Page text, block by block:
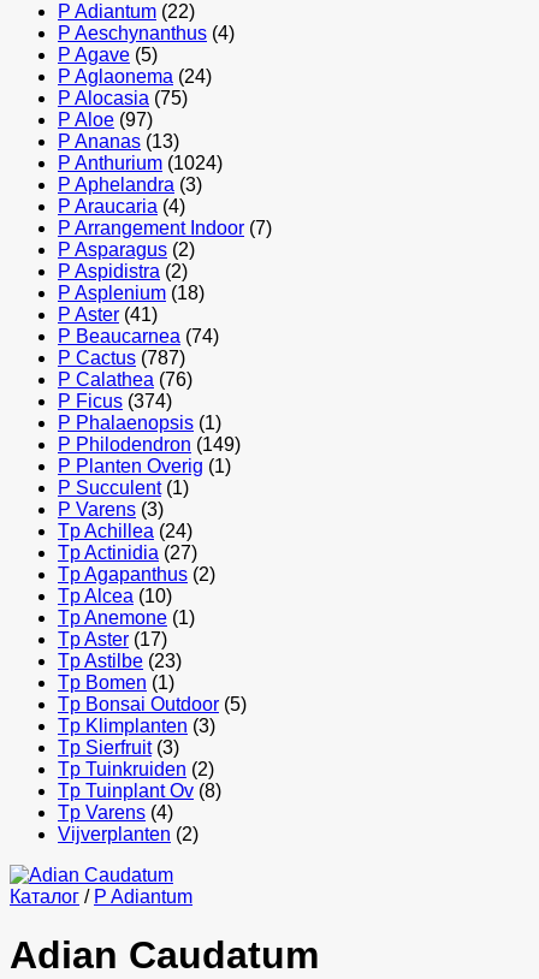
P Adiantum (22)
P Aeschynanthus (4)
P Agave (5)
P Aglaonema (24)
P Alocasia (75)
P Aloe (97)
P Ananas (13)
P Anthurium (1024)
P Aphelandra (3)
P Araucaria (4)
P Arrangement Indoor (7)
P Asparagus (2)
P Aspidistra (2)
P Asplenium (18)
P Aster (41)
P Beaucarnea (74)
P Cactus (787)
P Calathea (76)
P Ficus (374)
P Phalaenopsis (1)
P Philodendron (149)
P Planten Overig (1)
P Succulent (1)
P Varens (3)
Tp Achillea (24)
Tp Actinidia (27)
Tp Agapanthus (2)
Tp Alcea (10)
Tp Anemone (1)
Tp Aster (17)
Tp Astilbe (23)
Tp Bomen (1)
Tp Bonsai Outdoor (5)
Tp Klimplanten (3)
Tp Sierfruit (3)
Tp Tuinkruiden (2)
Tp Tuinplant Ov (8)
Tp Varens (4)
Vijverplanten (2)
Каталог / P Adiantum
Adian Caudatum